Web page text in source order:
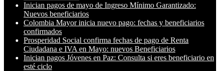
Inician pagos de mayo de Ingreso Mínimo Garantizado:
Nuevos beneficiarios
Colombia Mayor inicia nuevo pago: fechas y beneficiarios
confirmados
Prosperidad Social confirma fechas de pago de Renta
Ciudadana e IVA en Mayo: nuevos Beneficiarios
Inician pagos Jóvenes en Paz: Consulta si eres beneficiario en
esté ciclo